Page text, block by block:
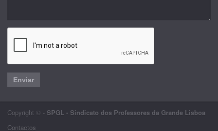
Enviar
Copyright © - SPGL - Sindicato dos Professores da Grande Lisboa
Contactos